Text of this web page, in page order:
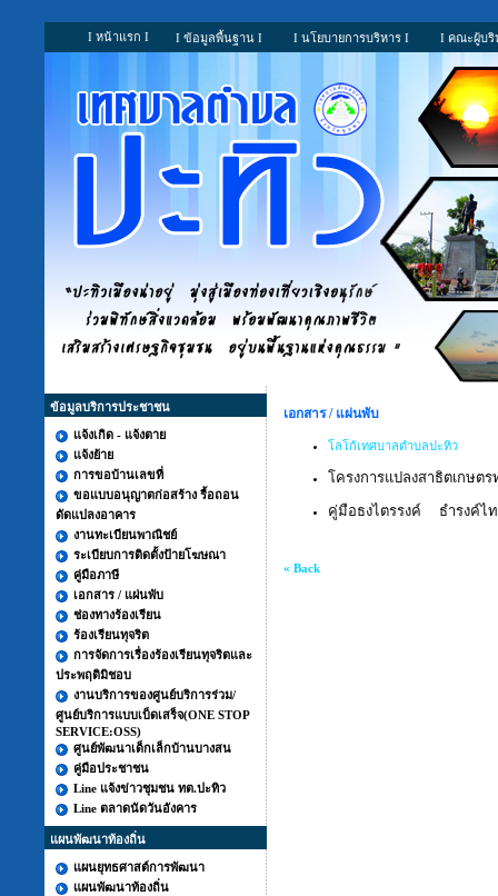
I หน้าแรก I I ข้อมูลพื้นฐาน I I นโยบายการบริหาร I I คณะผู้บริ
ข้อมูลบริการประชาชน
แจ้งเกิด - แจ้งตาย
แจ้งย้าย
การขอบ้านเลขที่
ขอแบบอนุญาตก่อสร้าง รื้อถอน
ดัดแปลงอาคาร
งานทะเบียนพาณิชย์
ระเบียบการติดตั้งป้ายโฆษณา
คู่มือภาษี
เอกสาร / แผ่นพับ
ช่องทางร้องเรียน
ร้องเรียนทุจริต
การจัดการเรื่องร้องเรียนทุจริตและ
ประพฤติมิชอบ
งานบริการของศูนย์บริการร่วม/
ศูนย์บริการแบบเบ็ดเสร็จ(ONE STOP
SERVICE:OSS)
ศูนย์พัฒนาเด็กเล็กบ้านบางสน
คู่มือประชาชน
Line แจ้งข่าวชุมชน ทต.ปะทิว
Line ตลาดนัดวันอังคาร
แผนพัฒนาท้องถิ่น
แผนยุทธศาสต์การพัฒนา
แผนพัฒนาท้องถิ่น
เอกสาร / แผ่นพับ
โลโก้เทศบาลตำบลปะทิว
โครงการแปลงสาธิตเกษ
คู่มือธงไตรรงค์ ธำรงค์
« Back